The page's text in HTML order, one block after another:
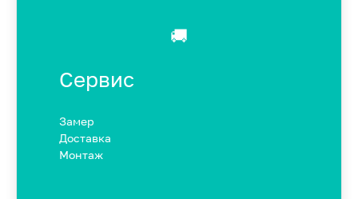
🚚
Сервис
Замер
Доставка
Монтаж